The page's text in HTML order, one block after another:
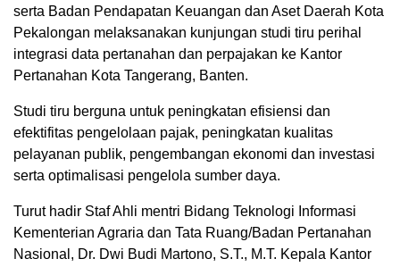
serta Badan Pendapatan Keuangan dan Aset Daerah Kota
Pekalongan melaksanakan kunjungan studi tiru perihal
integrasi data pertanahan dan perpajakan ke Kantor
Pertanahan Kota Tangerang, Banten.
Studi tiru berguna untuk peningkatan efisiensi dan
efektifitas pengelolaan pajak, peningkatan kualitas
pelayanan publik, pengembangan ekonomi dan investasi
serta optimalisasi pengelola sumber daya.
Turut hadir Staf Ahli mentri Bidang Teknologi Informasi
Kementerian Agraria dan Tata Ruang/Badan Pertanahan
Nasional, Dr. Dwi Budi Martono, S.T., M.T. Kepala Kantor